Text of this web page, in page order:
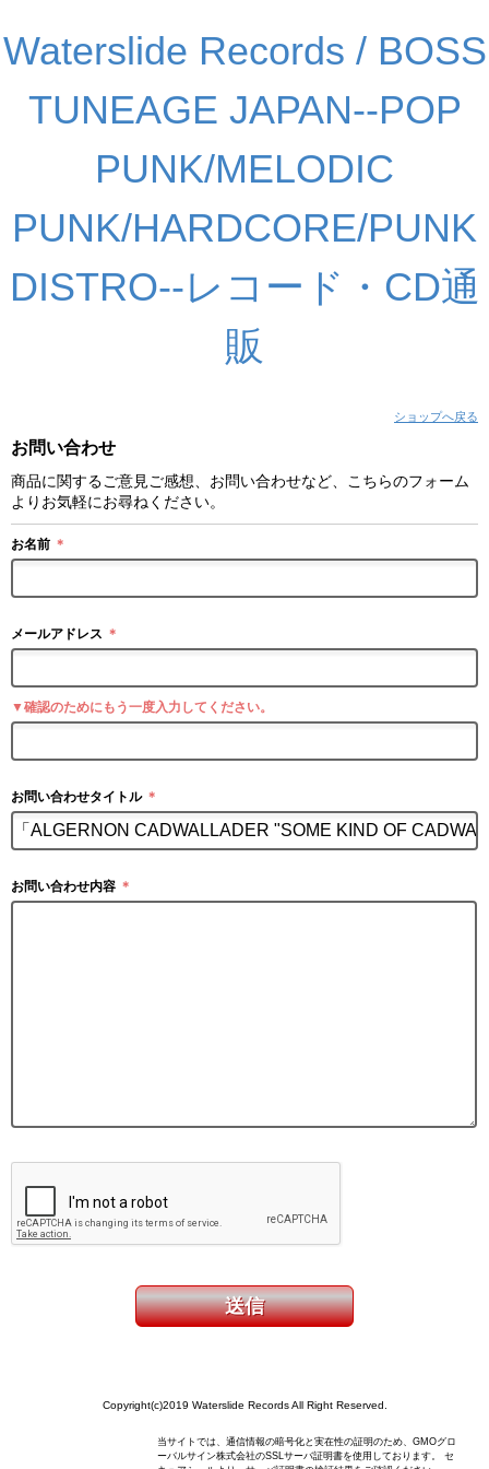
Waterslide Records / BOSS
TUNEAGE JAPAN--POP
PUNK/MELODIC
PUNK/HARDCORE/PUNK
DISTRO--レコード・CD通
販
ショップへ戻る
お問い合わせ
商品に関するご意見ご感想、お問い合わせなど、こちらのフォーム
よりお気軽にお尋ねください。
お名前 ＊
メールアドレス ＊
▼確認のためにもう一度入力してください。
お問い合わせタイトル ＊
お問い合わせ内容 ＊
Copyright(c)2019 Waterslide Records All Right Reserved.
当サイトでは、通信情報の暗号化と実在性の証明のため、GMOグロ
ーバルサイン株式会社のSSLサーバ証明書を使用しております。 セ